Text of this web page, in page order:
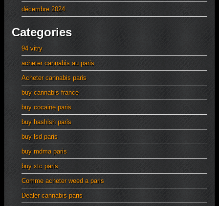
décembre 2024
Categories
94 vitry
acheter cannabis au paris
Acheter cannabis paris
buy cannabis france
buy cocaine paris
buy hashish paris
buy lsd paris
buy mdma paris
buy xtc paris
Comme acheter weed a paris
Dealer cannabis paris